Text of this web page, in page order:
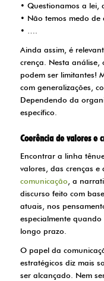
• Questionamos a lei,
• Não temos medo de
• ….
Ainda assim, é
crença. Nesta análise,
podem ser limitantes!
com generalizações,
Dependendo da
específico.
Coerência de valores e
Encontrar a linha
valores, das crenças
comunicação, a
discurso feito com
atuais, nos
especialmente
longo prazo.
O papel da
estratégicos diz mais
ser alcançado. Nem